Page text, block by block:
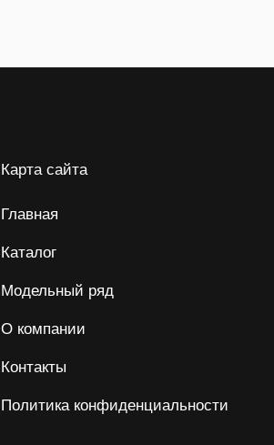
Карта сайта
Главная
Каталог
Модельный ряд
О компании
Контакты
Политика конфиденциальности